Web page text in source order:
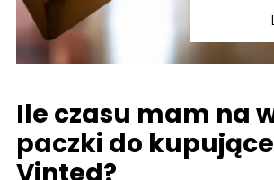
Ile czasu mam na
paczki do
Vinted?